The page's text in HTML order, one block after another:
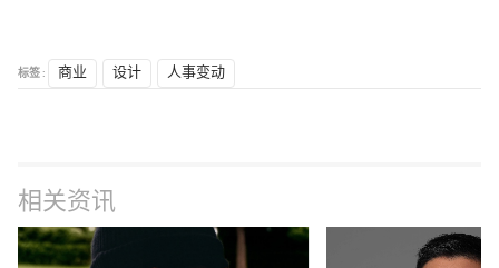
标签 : 商业 设计 人事变动
相关资讯